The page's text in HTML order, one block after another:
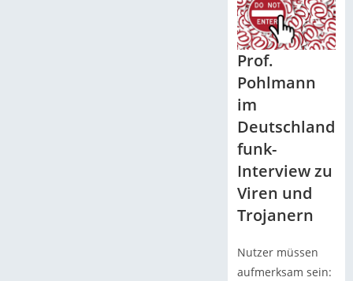
Prof.
Pohlmann
im
Deutschland
funk-
Interview zu
Viren und
Trojanern
Nutzer müssen
aufmerksam sein: